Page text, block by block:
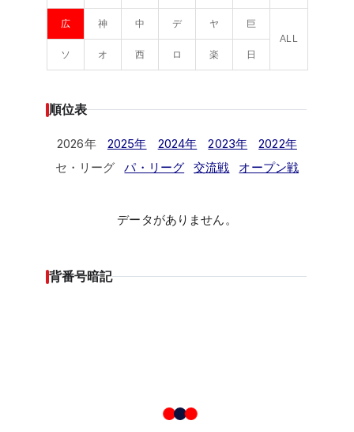
広 神 中 デ ヤ
巨
ALL
ソ
オ 西 ロ 楽 日
順位表
2026年 2025年 2024年 2023年
2022年
セ・リーグ
パ・リーグ 交流戦 オープン戦
データがありません。
背番号暗記